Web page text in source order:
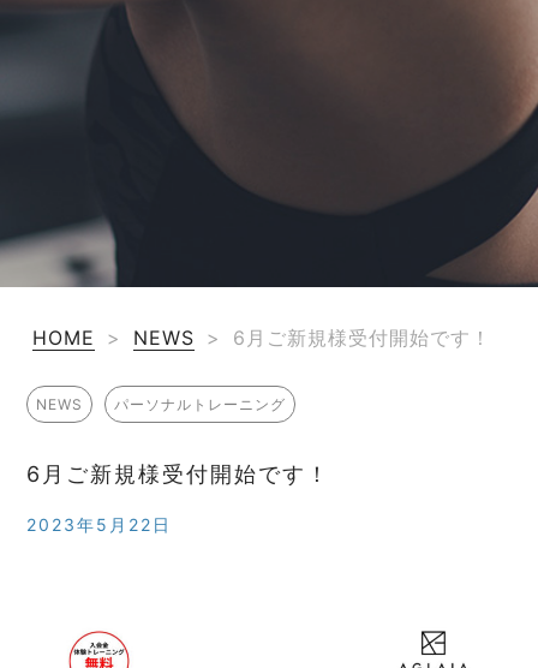
HOME > NEWS > 6月ご新規様受付開始です！
NEWS パーソナルトレーニング
6月ご新規様受付開始です！
2023年5月22日